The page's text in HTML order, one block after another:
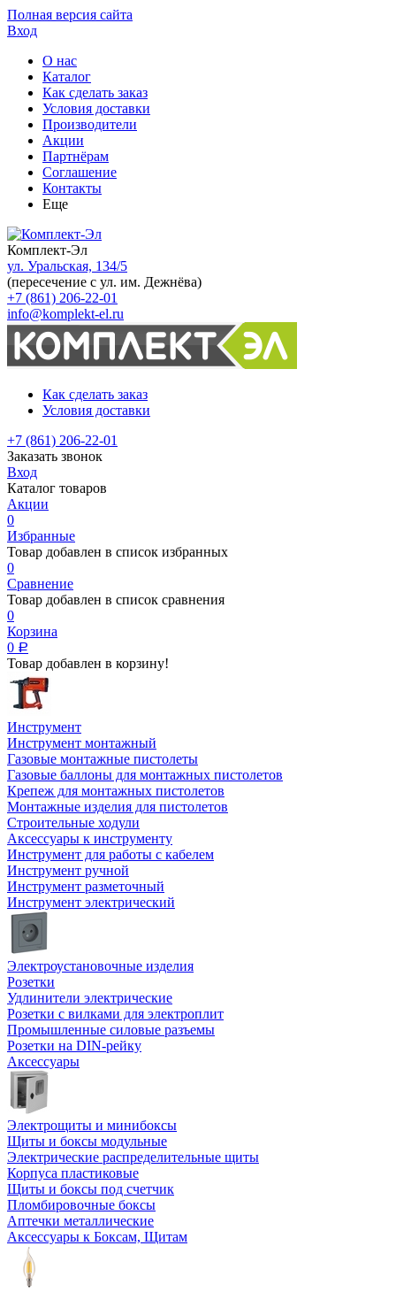
Полная версия сайта
Вход
О нас
Каталог
Как сделать заказ
Условия доставки
Производители
Акции
Партнёрам
Соглашение
Контакты
Еще
Комплект-Эл
ул. Уральская, 134/5
(пересечение с ул. им. Дежнёва)
+7 (861) 206-22-01
info@komplekt-el.ru
Как сделать заказ
Условия доставки
+7 (861) 206-22-01
Заказать звонок
Вход
Каталог товаров
Акции
0
Избранные
Товар добавлен в список избранных
0
Сравнение
Товар добавлен в список сравнения
0
Корзина
0 Р
Товар добавлен в корзину!
Инструмент
Инструмент монтажный
Газовые монтажные пистолеты
Газовые баллоны для монтажных пистолетов
Крепеж для монтажных пистолетов
Монтажные изделия для пистолетов
Строительные ходули
Аксессуары к инструменту
Инструмент для работы с кабелем
Инструмент ручной
Инструмент разметочный
Инструмент электрический
Электроустановочные изделия
Розетки
Удлинители электрические
Розетки с вилками для электроплит
Промышленные силовые разъемы
Розетки на DIN-рейку
Аксессуары
Электрощиты и минибоксы
Щиты и боксы модульные
Электрические распределительные щиты
Корпуса пластиковые
Щиты и боксы под счетчик
Пломбировочные боксы
Аптечки металлические
Аксессуары к Боксам, Щитам